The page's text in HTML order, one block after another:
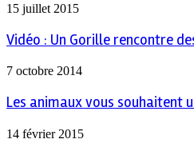
15 juillet 2015
Vidéo : Un Gorille rencontre
7 octobre 2014
Les animaux vous souhaitent
14 février 2015